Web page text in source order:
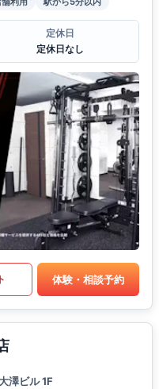
定休日
定休日なし
体験・相談予約
澤ビル 1F